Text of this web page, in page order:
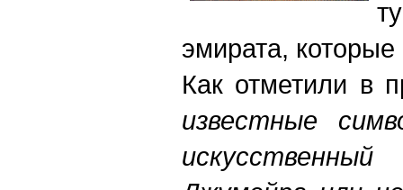
эмирата, которые
Как отметили в
известные